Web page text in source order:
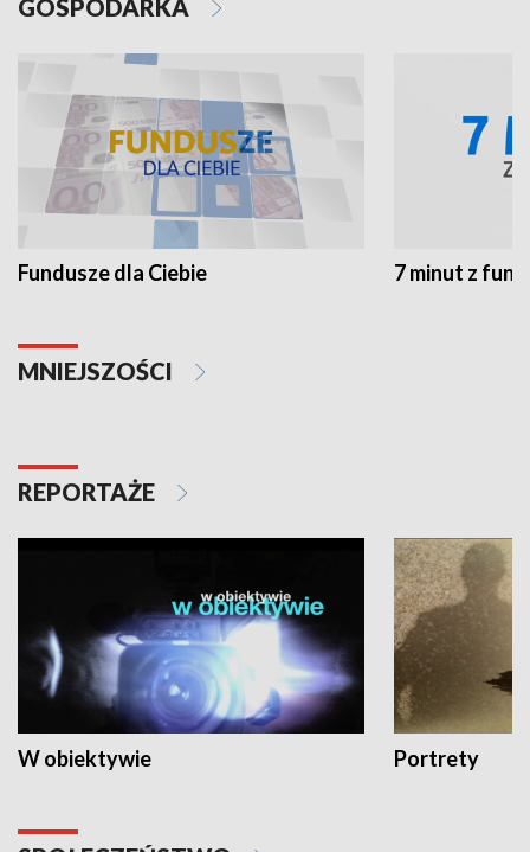
GOSPODARKA
Fundusze dla Ciebie 7 minut z
MNIEJSZOŚCI
REPORTAŻE
W obiektywie Portrety